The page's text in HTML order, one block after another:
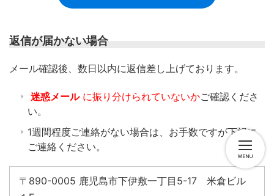
返信が届かない場合
​メール確認後、数日以内に返信差し上げております。
迷惑メール に振り分けられていないかご確認くださ
い。
1週間程度ご連絡がない場合は、お手数ですが下記に
ご連絡ください。
〒890-0005 鹿児島市下伊敷一丁目5-17 米倉ビル